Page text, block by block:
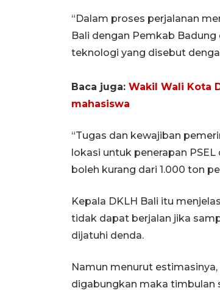
“Dalam proses perjalanan
Bali dengan Pemkab
teknologi yang disebut
Baca juga: Wakil Wali Kota
mahasiswa
“Tugas dan kewajiban
lokasi untuk penerapan
boleh kurang dari 1.000 ton
Kepala DKLH Bali itu
tidak dapat berjalan jika
dijatuhi denda.
Namun menurut
digabungkan maka timbulan